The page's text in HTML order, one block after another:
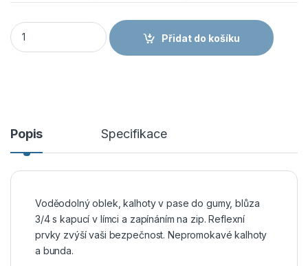
CANIS CXS PROFI komplet nepromokavý modrý množství
Přidat do košíku
Popis Specifikace
Voděodolný oblek, kalhoty v pase do gumy, blůza
3/4 s kapucí v límci a zapínáním na zip. Reflexní
prvky zvýší vaši bezpečnost. Nepromokavé kalhoty
a bunda.